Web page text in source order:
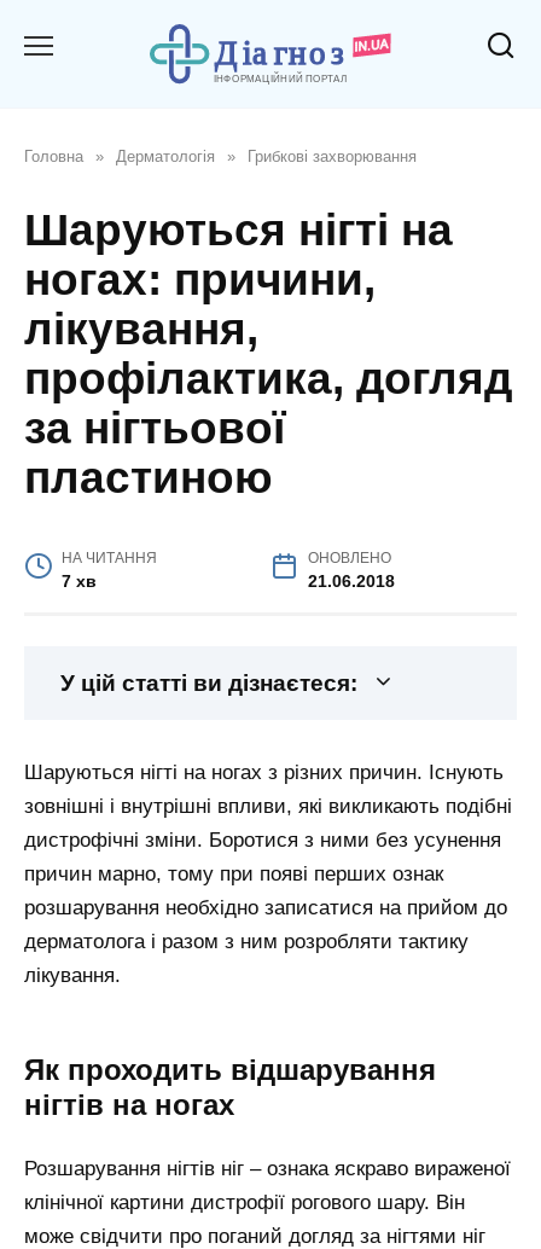
Головна » Дерматологія » Грибкові захворювання
Шаруються нігті на
ногах: причини,
лікування,
профілактика, догляд
за нігтьової
пластиною
НА ЧИТАННЯ
7 хв
ОНОВЛЕНО
21.06.2018
У цій статті ви дізнаєтеся:
Шаруються нігті на ногах з різних причин. Існують
зовнішні і внутрішні впливи, які викликають подібні
дистрофічні зміни. Боротися з ними без усунення
причин марно, тому при появі перших ознак
розшарування необхідно записатися на прийом до
дерматолога і разом з ним розробляти тактику
лікування.
Як проходить відшарування
нігтів на ногах
Розшарування нігтів ніг – ознака яскраво вираженої
клінічної картини дистрофії рогового шару. Він
може свідчити про поганий догляд за нігтями ніг